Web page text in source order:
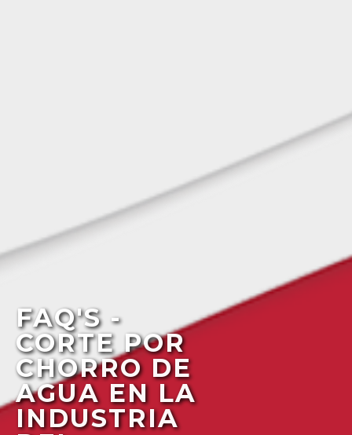
FAQ'S -
CORTE POR
CHORRO DE
AGUA EN LA
INDUSTRIA